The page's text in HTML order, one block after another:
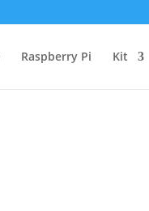
Raspberry Pi Kit